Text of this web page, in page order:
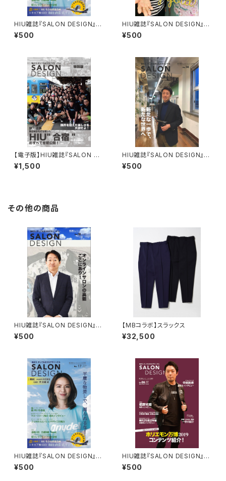
HIU雑誌『SALON DESIGN』v
ol.17（電子版）
¥500
HIU雑誌『SALON DESIGN』v
ol.15（電子版）
¥500
【電子版】HIU雑誌『SALON DE
SIGN』合宿特別版
¥1,500
HIU雑誌『SALON DESIGN』v
ol.14（電子版）
¥500
その他の商品
HIU雑誌『SALON DESIGN』v
ol.12（電子版）
¥500
【MBコラボ】スラックス
¥32,500
HIU雑誌『SALON DESIGN』v
ol.17（電子版）
¥500
HIU雑誌『SALON DESIGN』v
ol.6（電子版）
¥500